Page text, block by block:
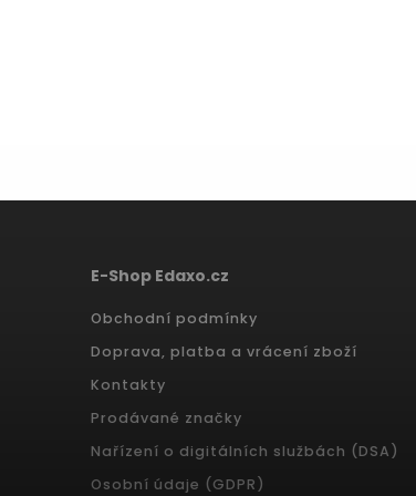
E-Shop Edaxo.cz
Obchodní podmínky
Doprava, platba a vrácení zboží
Kontakty
Prodávané značky
Nařízení o digitálních službách (DSA)
Osobní údaje (GDPR)